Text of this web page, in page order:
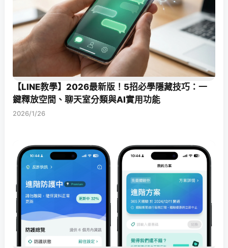
【LINE教學】2026最新版！5招必學隱藏技巧：一
鍵釋放空間、聊天室分類與AI實用功能
2026/1/26